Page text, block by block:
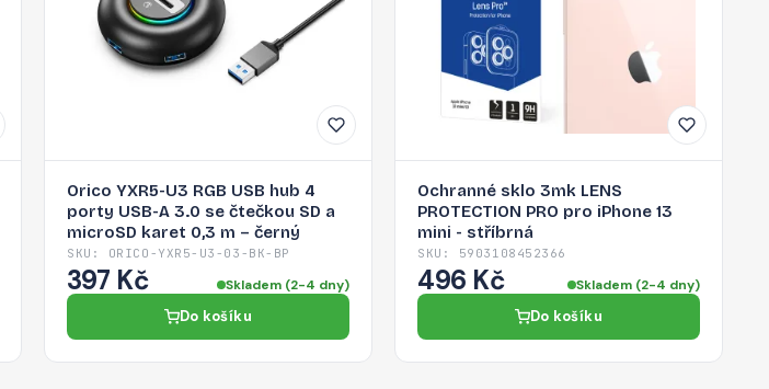
Orico YXR5-U3 RGB USB hub 4
porty USB-A 3.0 se čtečkou SD a
microSD karet 0,3 m – černý
SKU: ORICO-YXR5-U3-03-BK-BP
397 Kč Skladem (2-4 dny)
Do košíku
Ochranné sklo 3mk LENS
PROTECTION PRO pro iPhone 13
mini - stříbrná
SKU: 5903108452366
496 Kč Skladem (2-4 dny)
Do košíku